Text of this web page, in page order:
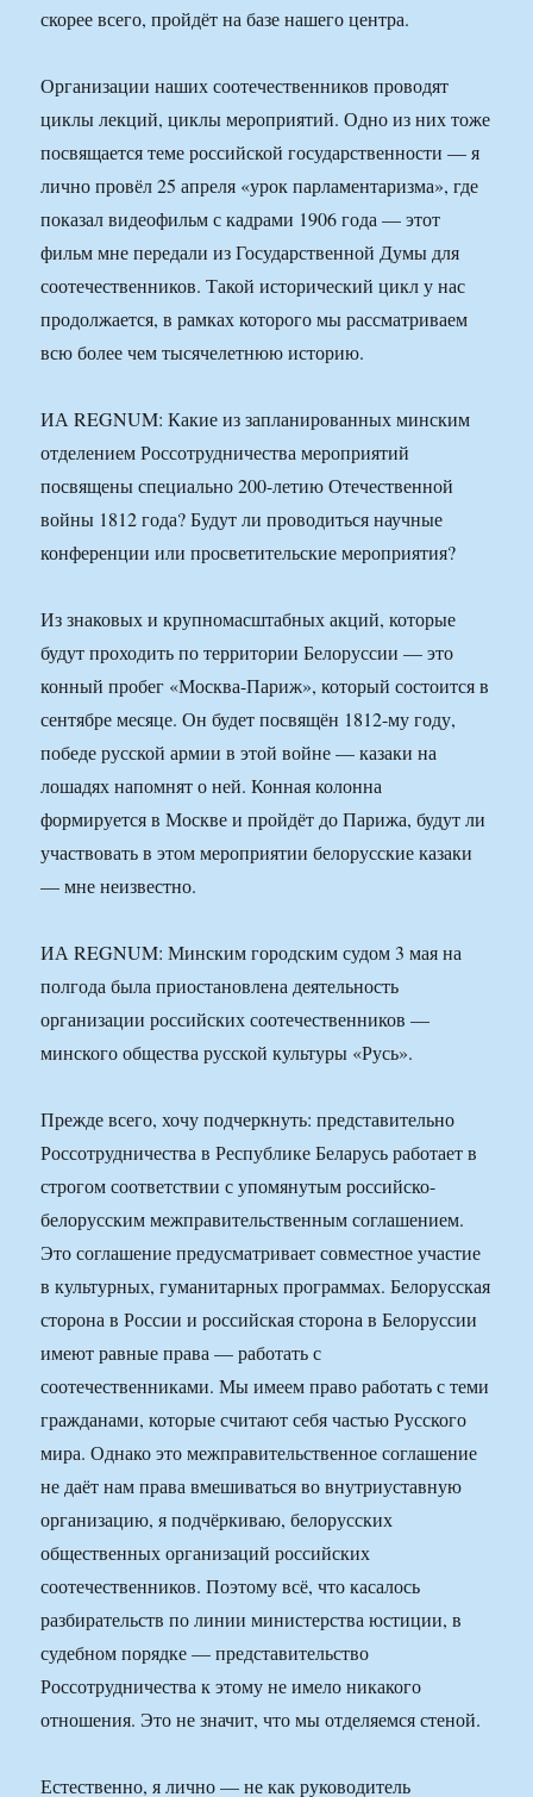
скорее всего, пройдёт на базе нашего центра.
Организации наших соотечественников проводят
циклы лекций, циклы мероприятий. Одно из них тоже
посвящается теме российской государственности — я
лично провёл 25 апреля «урок парламентаризма», где
показал видеофильм с кадрами 1906 года — этот
фильм мне передали из Государственной Думы для
соотечественников. Такой исторический цикл у нас
продолжается, в рамках которого мы рассматриваем
всю более чем тысячелетнюю историю.
ИА REGNUM: Какие из запланированных минским
отделением Россотрудничества мероприятий
посвящены специально 200-летию Отечественной
войны 1812 года? Будут ли проводиться научные
конференции или просветительские мероприятия?
Из знаковых и крупномасштабных акций, которые
будут проходить по территории Белоруссии — это
конный пробег «Москва-Париж», который состоится в
сентябре месяце. Он будет посвящён 1812-му году,
победе русской армии в этой войне — казаки на
лошадях напомнят о ней. Конная колонна
формируется в Москве и пройдёт до Парижа, будут ли
участвовать в этом мероприятии белорусские казаки
— мне неизвестно.
ИА REGNUM: Минским городским судом 3 мая на
полгода была приостановлена деятельность
организации российских соотечественников —
минского общества русской культуры «Русь».
Прежде всего, хочу подчеркнуть: представительно
Россотрудничества в Республике Беларусь работает в
строгом соответствии с упомянутым российско-
белорусским межправительственным соглашением.
Это соглашение предусматривает совместное участие
в культурных, гуманитарных программах. Белорусская
сторона в России и российская сторона в Белоруссии
имеют равные права — работать с
соотечественниками. Мы имеем право работать с теми
гражданами, которые считают себя частью Русского
мира. Однако это межправительственное соглашение
не даёт нам права вмешиваться во внутриуставную
организацию, я подчёркиваю, белорусских
общественных организаций российских
соотечественников. Поэтому всё, что касалось
разбирательств по линии министерства юстиции, в
судебном порядке — представительство
Россотрудничества к этому не имело никакого
отношения. Это не значит, что мы отделяемся стеной.
Естественно, я лично — не как руководитель